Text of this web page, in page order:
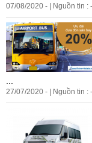
07/08/2020 - | Nguồn tin :
27/07/2020 - | Nguồn tin :